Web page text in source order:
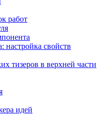
работ
настройка свойств
тизеров в верхней части
идей